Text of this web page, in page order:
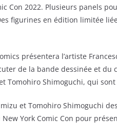
Con 2022. Plusieurs panels
figurines en édition limitée
présentera l’artiste
de la bande dessinée et du
Tomohiro Shimoguchi, qui sont
et Tomohiro Shimoguchi des
New York Comic Con pour